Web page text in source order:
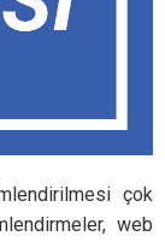
çok
web